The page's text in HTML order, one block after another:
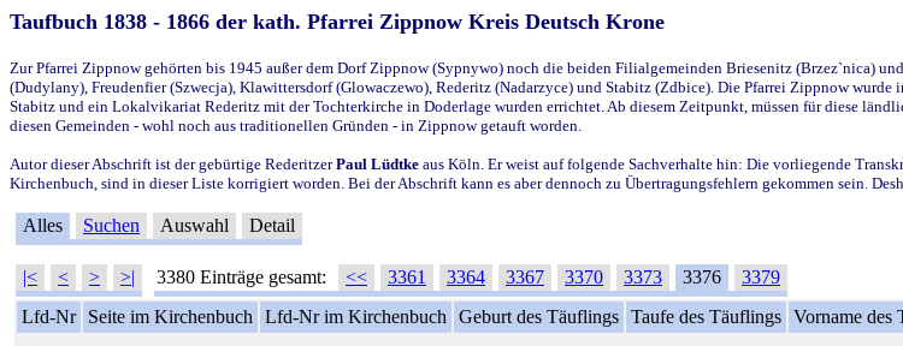
Taufbuch 1838 - 1866 der kath. Pfarrei Zippnow Kreis Deutsch Krone
Zur Pfarrei Zippnow gehörten bis 1945 außer dem Dorf Zippnow (Sypnywo) noch die beiden Filialgemeinden Briesenitz (Brzez`nica)
(Dudylany), Freudenfier (Szwecja), Klawittersdorf (Glowaczewo), Rederitz (Nadarzyce) und Stabitz (Zdbice). Die Pfarrei Zippnow
Stabitz und ein Lokalvikariat Rederitz mit der Tochterkirche in Doderlage wurden errichtet. Ab diesem Zeitpunkt, müssen für diese
diesen Gemeinden - wohl noch aus traditionellen Gründen - in Zippnow getauft worden.
Autor dieser Abschrift ist der gebürtige RederitzerPaul Lüdtke aus Köln. Er weist auf folgende Sachverhalte hin: Die vorliegende
Kirchenbuch, sind in dieser Liste korrigiert worden. Bei der Abschrift kann es aber dennoch zu Übertragungsfehlern gekommen sein.
Alles Suchen Auswahl Detail
|< < > >| 3380 Einträge gesamt: << 3361 3364 3367 3370 3373 3376
3379
Lfd-Nr
Seite im Kirchenbuch Lfd-Nr im Kirchenbuch Geburt des Täuflings Taufe des Täuflings Vorname des